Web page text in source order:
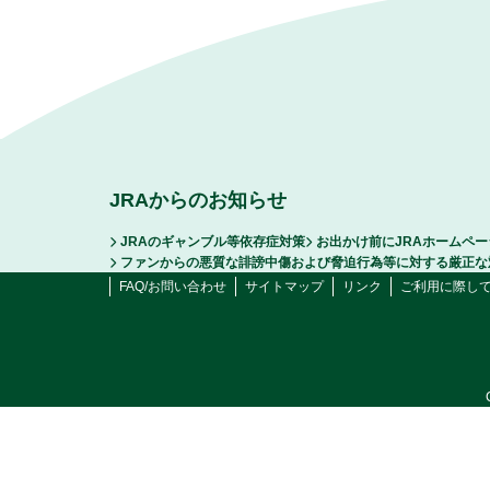
JRAからのお知らせ
JRAのギャンブル等依存症対策
お出かけ前にJRAホームペ
ファンからの悪質な誹謗中傷および脅迫行為等に対する厳正
FAQ/お問い合わせ
サイトマップ リンク ご利用に際し